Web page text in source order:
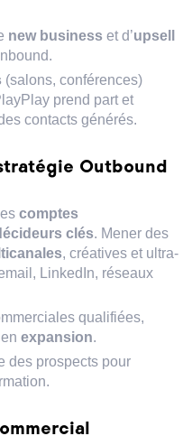
new business et d’upsell
(salons, conférences)
prend part et
contacts générés.
Outbound
comptes
clés. Mener des
, créatives et ultra-
LinkedIn, réseaux
qualifiées,
expansion.
des prospects pour